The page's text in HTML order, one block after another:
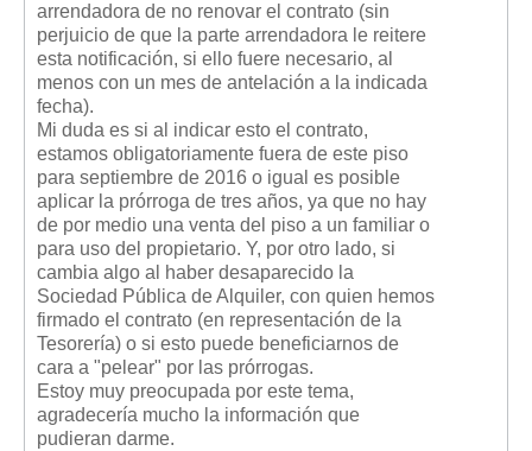
arrendadora de no renovar el contrato (sin
perjuicio de que la parte arrendadora le reitere
esta notificación, si ello fuere necesario, al
menos con un mes de antelación a la indicada
fecha).
Mi duda es si al indicar esto el contrato,
estamos obligatoriamente fuera de este piso
para septiembre de 2016 o igual es posible
aplicar la prórroga de tres años, ya que no hay
de por medio una venta del piso a un familiar o
para uso del propietario. Y, por otro lado, si
cambia algo al haber desaparecido la
Sociedad Pública de Alquiler, con quien hemos
firmado el contrato (en representación de la
Tesorería) o si esto puede beneficiarnos de
cara a "pelear" por las prórrogas.
Estoy muy preocupada por este tema,
agradecería mucho la información que
pudieran darme.